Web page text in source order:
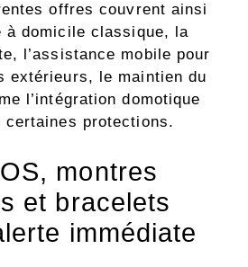
offres couvrent ainsi
à domicile classique, la
l’assistance mobile pour
extérieurs, le maintien du
l’intégration domotique
certaines protections.
montres
et bracelets
immédiate